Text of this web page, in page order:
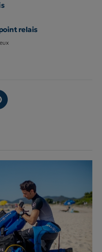
relais